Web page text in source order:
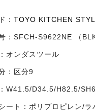
： TOYO KITCHEN
： SFCH-S9622NE （BLK
オンダスツール
： 区分9
W41.5/D34.5/H82.5/
ート：ポリプロピレン/ラ